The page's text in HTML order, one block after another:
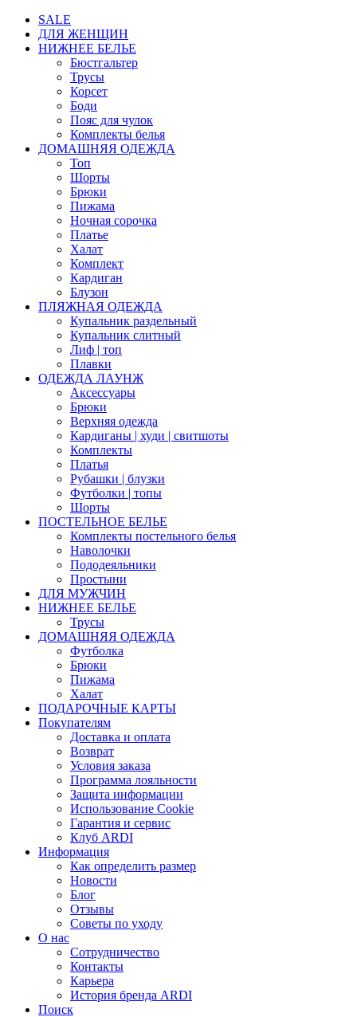
SALE
ДЛЯ ЖЕНЩИН
НИЖНЕЕ БЕЛЬЕ
Бюстгальтер
Трусы
Корсет
Боди
Пояс для чулок
Комплекты белья
ДОМАШНЯЯ ОДЕЖДА
Топ
Шорты
Брюки
Пижама
Ночная сорочка
Платье
Халат
Комплект
Кардиган
Блузон
ПЛЯЖНАЯ ОДЕЖДА
Купальник раздельный
Купальник слитный
Лиф | топ
Плавки
ОДЕЖДА ЛАУНЖ
Аксессуары
Брюки
Верхняя одежда
Кардиганы | худи | свитшоты
Комплекты
Платья
Рубашки | блузки
Футболки | топы
Шорты
ПОСТЕЛЬНОЕ БЕЛЬЕ
Комплекты постельного белья
Наволочки
Пододеяльники
Простыни
ДЛЯ МУЖЧИН
НИЖНЕЕ БЕЛЬЕ
Трусы
ДОМАШНЯЯ ОДЕЖДА
Футболка
Брюки
Пижама
Халат
ПОДАРОЧНЫЕ КАРТЫ
Покупателям
Доставка и оплата
Возврат
Условия заказа
Программа лояльности
Защита информации
Использование Cookie
Гарантия и сервис
Клуб ARDI
Информация
Как определить размер
Новости
Блог
Отзывы
Советы по уходу
О нас
Сотрудничество
Контакты
Карьера
История бренда ARDI
Поиск